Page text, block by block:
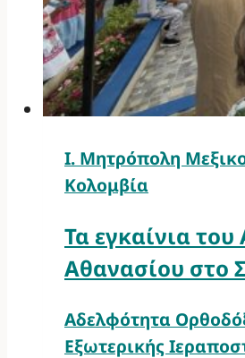
Ι. Μητρόπολη
Κολομβία
Τα εγκαίνια του
Αθανασίου στο
Αδελφότητα
Εξωτερικής